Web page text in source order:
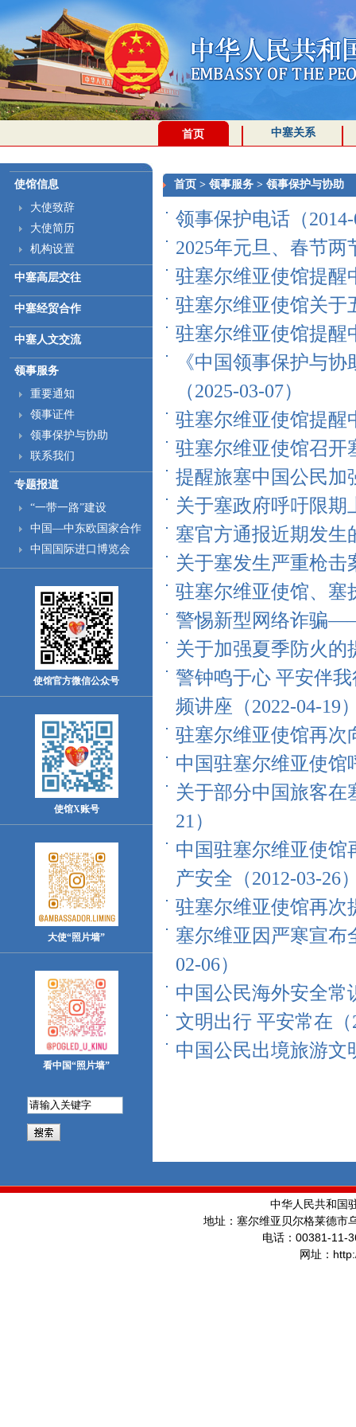
首页 中塞关系
使馆信息
大使致辞
大使简历
机构设置
中塞高层交往
中塞经贸合作
中塞人文交流
领事服务
重要通知
领事证件
领事保护与协助
联系我们
专题报道
“一带一路”建设
中国—中东欧国家合作
中国国际进口博览会
使馆官方微信公众号
使馆X账号
大使“照片墙”
看中国“照片墙”
首页 > 领事服务 > 领事保护与协助
领事保护电话（
2025年元旦、春节两
驻塞尔维亚使馆提醒
驻塞尔维亚使馆关于
驻塞尔维亚使馆提醒
《中国领事保护与
（2025-03-07）
驻塞尔维亚使馆提醒
驻塞尔维亚使馆召开
提醒旅塞中国公民加
关于塞政府呼吁限期
塞官方通报近期发生
关于塞发生严重枪击
驻塞尔维亚使馆、塞
警惕新型网络诈骗
关于加强夏季防火的
警钟鸣于心 平安伴
频讲座（2022-04-19
驻塞尔维亚使馆再次
中国驻塞尔维亚使馆
关于部分中国旅客在
21）
中国驻塞尔维亚使馆
产安全（2012-03-26
驻塞尔维亚使馆再次
塞尔维亚因严寒宣布
02-06）
中国公民海外安全常
文明出行 平安常在（
中国公民出境旅游文
中华人民共和国
地址：塞尔维亚贝尔格莱德市
电话： 00381-11-
网址：